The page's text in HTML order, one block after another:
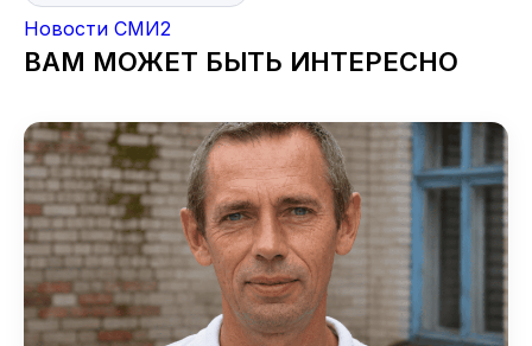
Новости СМИ2
ВАМ МОЖЕТ БЫТЬ ИНТЕРЕСНО